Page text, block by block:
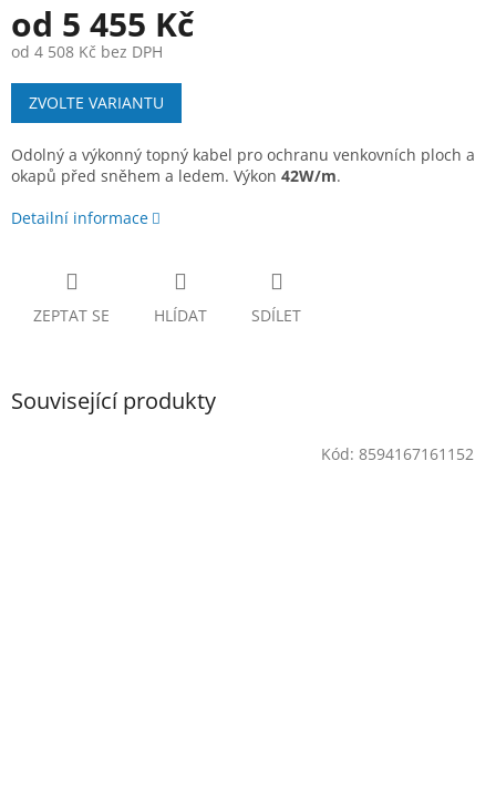
od 5 455 Kč
od 4 508 Kč bez DPH
Měrná
cena:
ZVOLTE VARIANTU
Odolný a výkonný topný kabel pro ochranu venkovních ploch a
okapů před sněhem a ledem. Výkon 42W/m.
Detailní informace
ZEPTAT SE HLÍDAT SDÍLET
Související produkty
Kód: 8594167161152